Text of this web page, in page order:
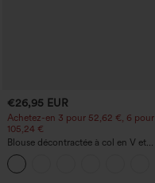
€26,95 EUR
Achetez-en 3 pour 52,62 €, 6 pour
105,24 €
Blouse décontractée à col en V et
manches courtes bouffantes